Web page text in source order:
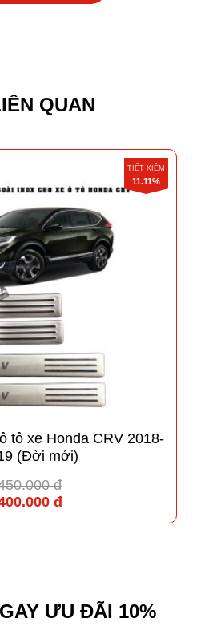
QUAN
TIẾT KIỆM
11.11%
tô xe Honda CRV 2018-
(Đời mới)
đ
đ
ƯU ĐÃI 10%